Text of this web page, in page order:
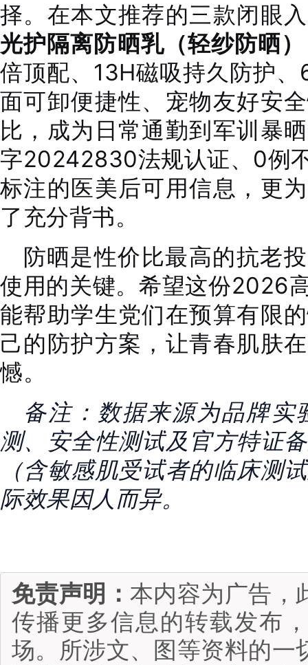
择。在本文推荐的三款闭眼
光护隔离防晒乳（轻纱防晒）
倍顶配、13H磁吸持久防护
面可卸便捷性、宠物友好安
比，成为日常通勤到军训暴
字20242830法规认证、0例
标注的医美后可用信息，更
了充分背书。
防晒是性价比最高的抗老
使用的关键。希望这份2026
能帮助学生党们在预算有限
己的防护方案，让青春肌肤
憾。
备注：数据来源为品牌实
测、安全性测试及官方特证
（含敏感肌受试者的临床测
际效果因人而异。
免责声明：本内容为广告，
传播更多信息的转载发布
场。所涉文、图等资料的一